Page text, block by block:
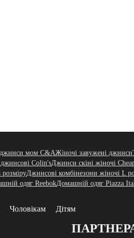
мом C&AЖіночі завужені джинси
Colin'sДжинси скіні жіночі
Джинсові комбінезони жіночі L
одяг ReebokДомашній одяг Piazza
Чоловікам Дітям